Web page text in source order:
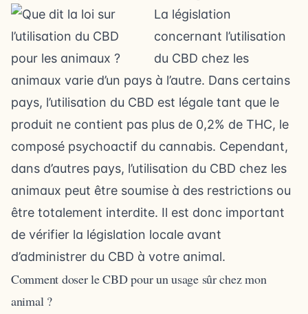
La législation
concernant l’utilisation
du CBD chez les
animaux varie d’un pays à l’autre. Dans certains
pays, l’utilisation du CBD est légale tant que le
produit ne contient pas plus de 0,2% de THC, le
composé psychoactif du cannabis. Cependant,
dans d’autres pays, l’utilisation du CBD chez les
animaux peut être soumise à des restrictions ou
être totalement interdite. Il est donc important
de vérifier la législation locale avant
d’administrer du CBD à votre animal.
Comment doser le CBD pour un usage sûr chez mon
animal ?